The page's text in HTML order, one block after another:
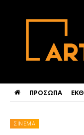
ΠΡΟΣΩΠΑ
ΣΙΝΕΜΑ